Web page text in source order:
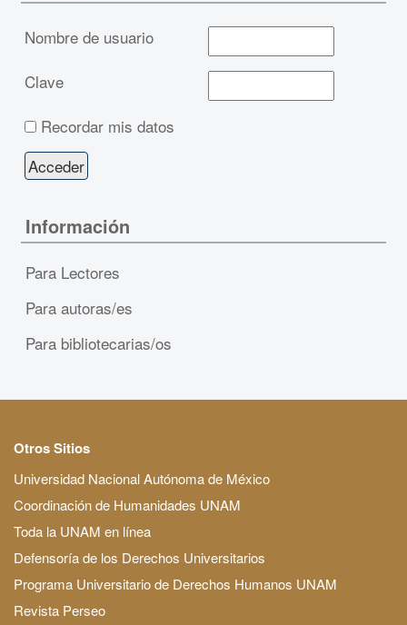
Nombre de usuario
Clave
Recordar mis datos
Información
Para Lectores
Para autoras/es
Para bibliotecarias/os
Otros Sitios
Universidad Nacional Autónoma de México
Coordinación de Humanidades UNAM
Toda la UNAM en línea
Defensoría de los Derechos Universitarios
Programa Universitario de Derechos Humanos UNAM
Revista Perseo